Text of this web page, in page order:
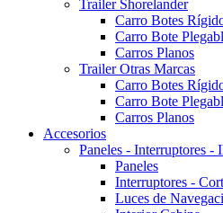
Trailer Shorelander
Carro Botes
Carro Bote
Carros Planos
Trailer Otras Marcas
Carro Botes
Carro Bote
Carros Planos
Accesorios
Paneles - Interruptores -
Paneles
Interruptores -
Luces de